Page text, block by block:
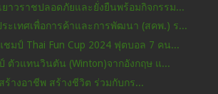
ยาวราชปลอดภัยและยั่งยืนพร้อมกิจกรรม...
ะเทศเพื่อการค้าและการพัฒนา (สคพ.) ร...
แชมป์ Thai Fun Cup 2024 ฟุตบอล 7 คน...
ตัวแทนวินตัน (Winton)จากอังกฤษ แ...
ร้างอาชีพ สร้างชีวิต ร่วมกับกร...